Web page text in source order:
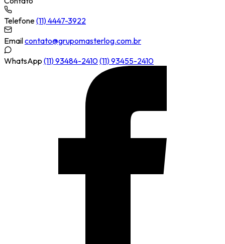
Telefone(11) 4447-3922
Emailcontato@grupomasterlog.com.br
WhatsApp (11) 93484-2410(11) 93455-2410